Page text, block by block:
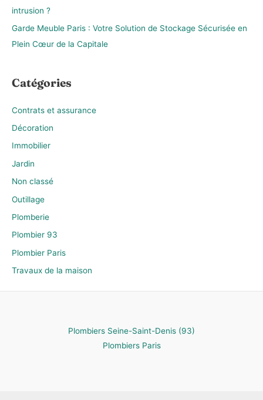
intrusion ?
Garde Meuble Paris : Votre Solution de Stockage Sécurisée en
Plein Cœur de la Capitale
Catégories
Contrats et assurance
Décoration
Immobilier
Jardin
Non classé
Outillage
Plomberie
Plombier 93
Plombier Paris
Travaux de la maison
Plombiers Seine-Saint-Denis (93)
Plombiers Paris